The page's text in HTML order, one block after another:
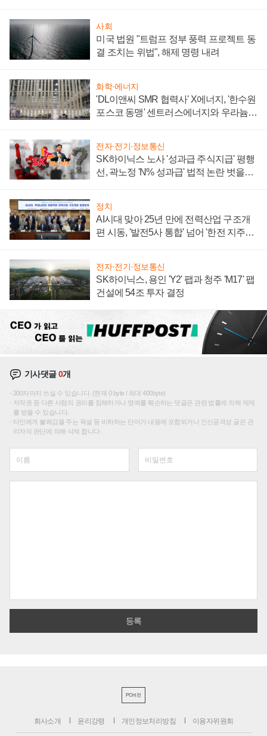
사회
미국 법원 "트럼프 정부 풍력 프로젝트 동
결 조치는 위법", 해제 명령 내려
화학·에너지
'DL이앤씨 SMR 협력사' X에너지, '한수원
포스코 동맹' 센트러스에너지와 우라늄
전자·전기·정보통신
SK하이닉스 노사 '성과급 주식지급' 평행
선, 곽노정 'N% 성과급' 법적 논란 벗을지
정치
AI시대 맞아 25년 만에 전력산업 구조개
편 시동, '발전5사 통합' 넘어 '한전 지주사'
전자·전기·정보통신
SK하이닉스, 용인 'Y2' 팹과 청주 'M17' 팹
건설에 54조 투자 결정
기사댓글0개
200자까지 쓰실 수 있습니다. (현재 0 byte / 최대 400byte)
저작권 등 다른 사람의 권리를 침해하거나 명예를 훼손하는 댓글은 관련 법률에 의해 제재
를 받을 수 있습니다.
타인에게 불쾌감을 주는 욕설 등 비하하는 단어가 내용에 포함되거나 인신공격성 글은 관
리자의 판단에 의해 삭제 합니다.
PC버전
회사소개 윤리강령 개인정보처리방침 이용자위원회